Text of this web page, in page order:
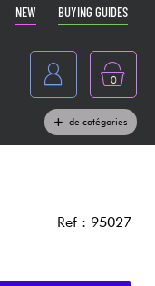
NEW BUYING GUIDES
0
de catégories
Ref : 95027